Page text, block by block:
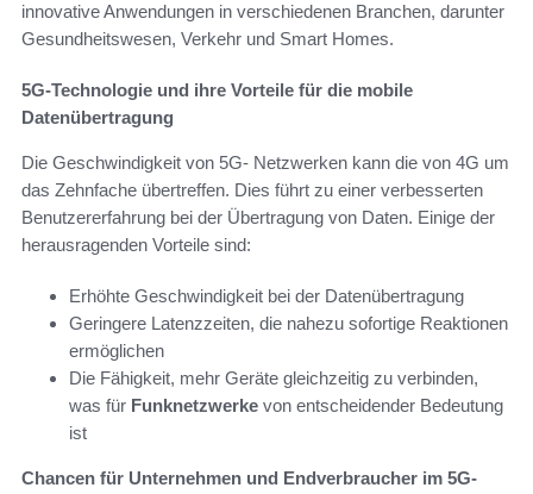
innovative Anwendungen in verschiedenen Branchen, darunter
Gesundheitswesen, Verkehr und Smart Homes.
5G-Technologie und ihre Vorteile für die mobile
Datenübertragung
Die Geschwindigkeit von 5G- Netzwerken kann die von 4G um
das Zehnfache übertreffen. Dies führt zu einer verbesserten
Benutzererfahrung bei der Übertragung von Daten. Einige der
herausragenden Vorteile sind:
Erhöhte Geschwindigkeit bei der Datenübertragung
Geringere Latenzzeiten, die nahezu sofortige Reaktionen
ermöglichen
Die Fähigkeit, mehr Geräte gleichzeitig zu verbinden,
was für Funknetzwerke von entscheidender Bedeutung
ist
Chancen für Unternehmen und Endverbraucher im 5G-